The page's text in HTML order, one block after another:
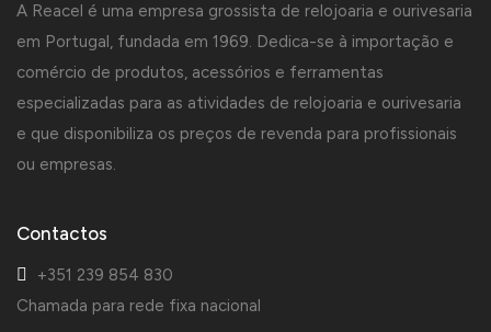
A Reacel é uma empresa grossista de relojoaria e ourivesaria
em Portugal, fundada em 1969. Dedica-se à importação e
comércio de produtos, acessórios e ferramentas
especializadas para as atividades de relojoaria e ourivesaria
e que disponibiliza os preços de revenda para profissionais
ou empresas.
Contactos
+351 239 854 830
Chamada para rede fixa nacional